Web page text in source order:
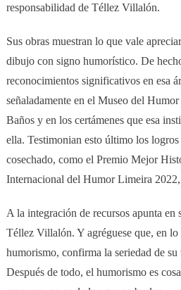
responsabilidad de Téllez Villalón.
Sus obras muestran lo que vale
dibujo con signo humorístico. De
reconocimientos significativos en esa
señaladamente en el Museo del
Baños y en los certámenes que esa
ella. Testimonian esto último los
cosechado, como el Premio Mejor
Internacional del Humor Limeira
A la integración de recursos apunta
Téllez Villalón. Y agréguese que, en lo
humorismo, confirma la seriedad de su
Después de todo, el humorismo es